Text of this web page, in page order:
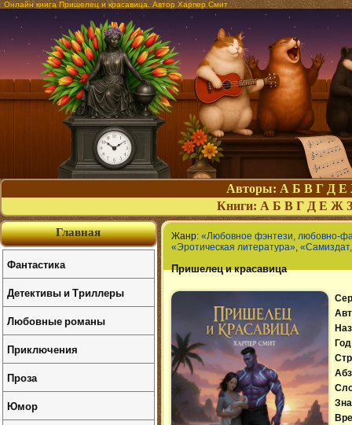
Онлайн книга Пришелец и красавица. Автор Харпер Смит
Авторы: А Б В Г Д Е
Книги: А Б В Г Д Е Ж З
Жанр: «Любовное фэнтези, любовно-
«Эротическая литература»,
Пришелец и красавица
Главная
Фантастика
Детективы и Триллеры
Любовные романы
Приключения
Проза
Юмор